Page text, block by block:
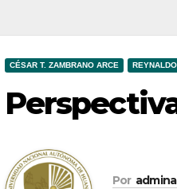
CÉSAR T. ZAMBRANO ARCE
Por